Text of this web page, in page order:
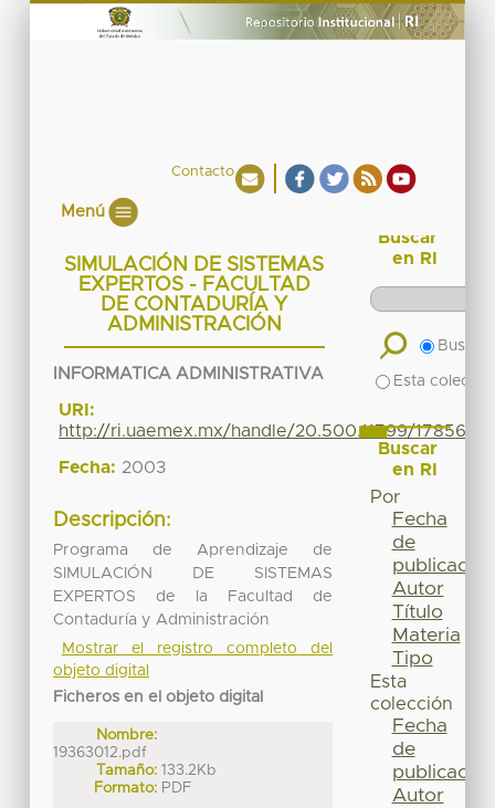
Contacto
Menú
SIMULACIÓN DE SISTEMAS
EXPERTOS - FACULTAD
DE CONTADURÍA Y
ADMINISTRACIÓN
INFORMATICA ADMINISTRATIVA
URI:
http://ri.uaemex.mx/handle/20.500.11799/17856
Fecha: 2003
Descripción:
Programa de Aprendizaje de
SIMULACIÓN DE SISTEMAS
EXPERTOS de la Facultad de
Contaduría y Administración
Mostrar el registro completo del
objeto digital
Ficheros en el objeto digital
Nombre:
19363012.pdf
Tamaño: 133.2Kb
Formato: PDF
Buscar
en RI
Buscar
Esta
Buscar
en RI
Por
Fecha
de
publicación
Autor
Título
Materia
Tipo
Esta
colección
Fecha
de
publicación
Autor